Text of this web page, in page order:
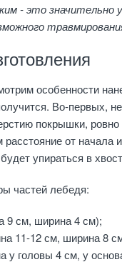
- это
особенности
Во-первых,
покрышки,
от начала
упираться в
частей лебедя:
9 см, ширина 4 см);
11-12 см, ширина 8
у головы 4 см, у